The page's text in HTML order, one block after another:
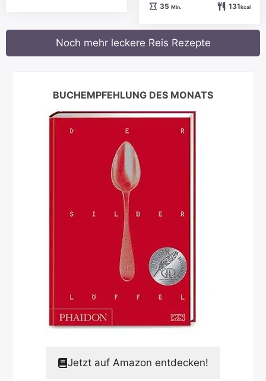
35Minuten
Min. 131kcal
Noch mehr leckere Reis Rezepte
BUCHEMPFEHLUNG DES MONATS
Jetzt auf Amazon entdecken!